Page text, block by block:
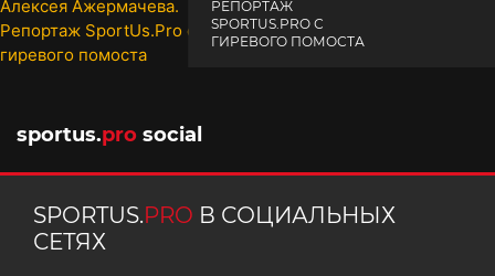
РЕПОРТАЖ
SPORTUS.PRO С
ГИРЕВОГО ПОМОСТА
sportus.pro social
SPORTUS.PRO В СОЦИАЛЬНЫХ
СЕТЯХ